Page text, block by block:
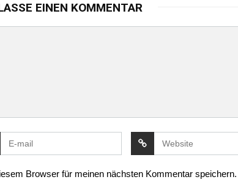
EINEN KOMMENTAR
Browser für meinen nächsten Kommentar speichern.